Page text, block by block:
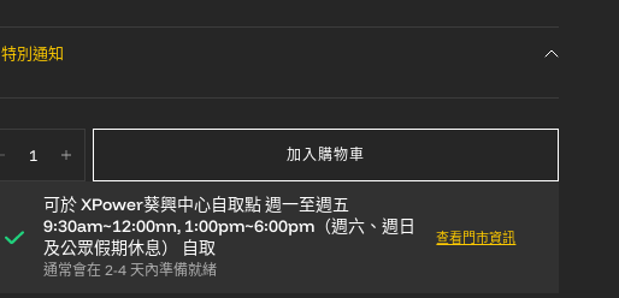
特別通知
加入購物車
可於XPower葵興中心自取點 週一至週五
9:30am~12:00nn, 1:00pm~6:00pm（週六、週日
及公眾假期休息）
自取
通常會在 2-4 天內準備就緒
查看門市資訊